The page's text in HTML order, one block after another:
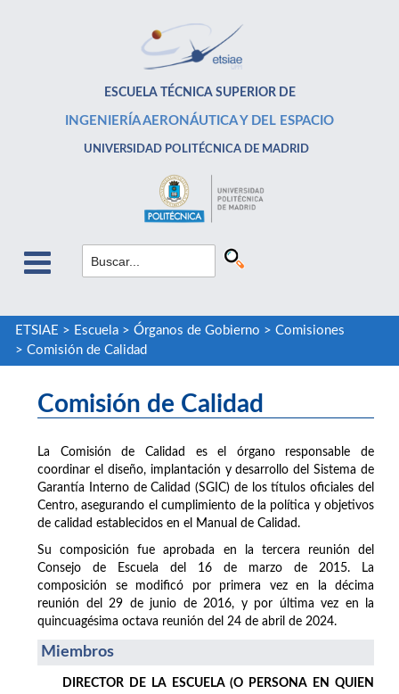
ESCUELA TÉCNICA SUPERIOR DE
INGENIERÍA AERONÁUTICA Y DEL ESPACIO
UNIVERSIDAD POLITÉCNICA DE MADRID
ETSIAE > Escuela> Órganos de Gobierno > Comisiones
> Comisión de Calidad
Comisión de Calidad
La Comisión de Calidad es el órgano responsable de
coordinar el diseño, implantación y desarrollo del Sistema de
Garantía Interno de Calidad (SGIC) de los títulos oficiales del
Centro, asegurando el cumplimiento de la política y objetivos
de calidad establecidos en el Manual de Calidad.
Su composición fue aprobada en la tercera reunión del
Consejo de Escuela del 16 de marzo de 2015. La
composición se modificó por primera vez en la décima
reunión del 29 de junio de 2016, y por última vez en la
quincuagésima octava reunión del 24 de abril de 2024.
Miembros
DIRECTOR DE LA ESCUELA (O PERSONA EN QUIEN